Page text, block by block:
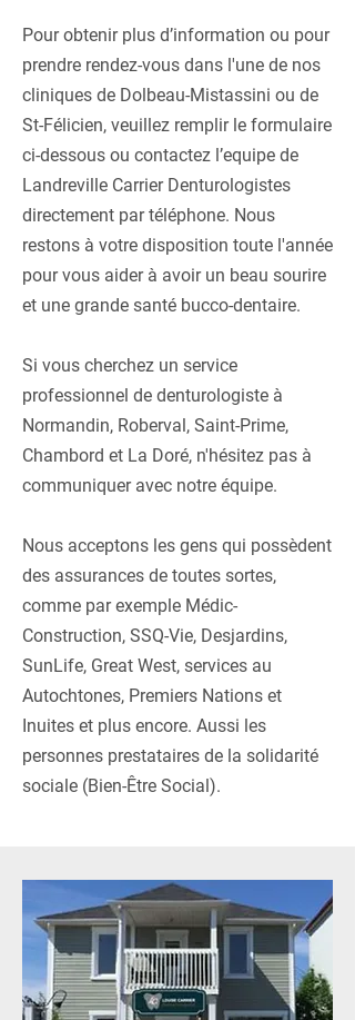
Pour obtenir plus d’information ou pour
prendre rendez-vous dans l'une de nos
cliniques de Dolbeau-Mistassini ou de
St-Félicien, veuillez remplir le formulaire
ci-dessous ou contactez l’equipe de
Landreville Carrier Denturologistes
directement par téléphone. Nous
restons à votre disposition toute l'année
pour vous aider à avoir un beau sourire
et une grande santé bucco-dentaire.
Si vous cherchez un service
professionnel de denturologiste à
Normandin, Roberval, Saint-Prime,
Chambord et La Doré, n'hésitez pas à
communiquer avec notre équipe.
Nous acceptons les gens qui possèdent
des assurances de toutes sortes,
comme par exemple Médic-
Construction, SSQ-Vie, Desjardins,
SunLife, Great West, services au
Autochtones, Premiers Nations et
Inuites et plus encore. Aussi les
personnes prestataires de la solidarité
sociale (Bien-Être Social).